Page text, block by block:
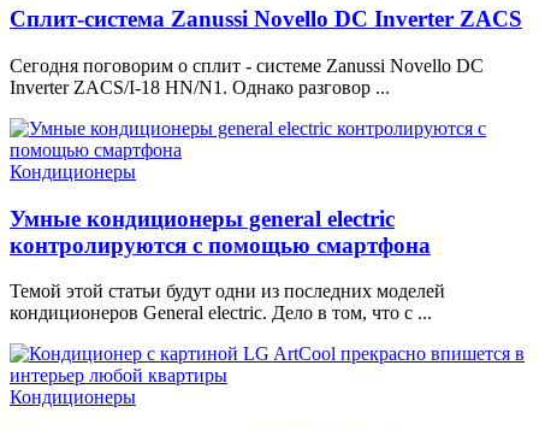
Сплит-система Zanussi Novello DC Inverter ZACS
Сегодня поговорим о сплит - системе Zanussi Novello DC
Inverter ZACS/I-18 HN/N1. Однако разговор ...
Кондиционеры
Умные кондиционеры general electric
контролируются с помощью смартфона
Темой этой статьи будут одни из последних моделей
кондиционеров General electric. Дело в том, что с ...
Кондиционеры